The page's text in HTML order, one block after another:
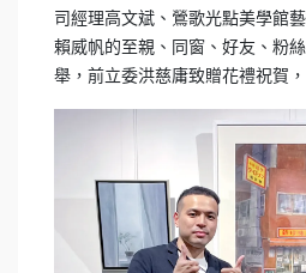
司經理高文斌、鶯歌光點美學館
賴威帆的至親、同窗、好友、粉
舉，前立委洪慈庸致贈花禮祝賀